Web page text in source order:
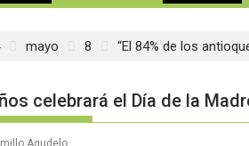
mayo 8 “El 84% de los
celebrará el Día de la
Agudelo